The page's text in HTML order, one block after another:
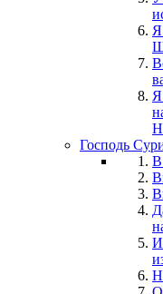
Я
Господь
В